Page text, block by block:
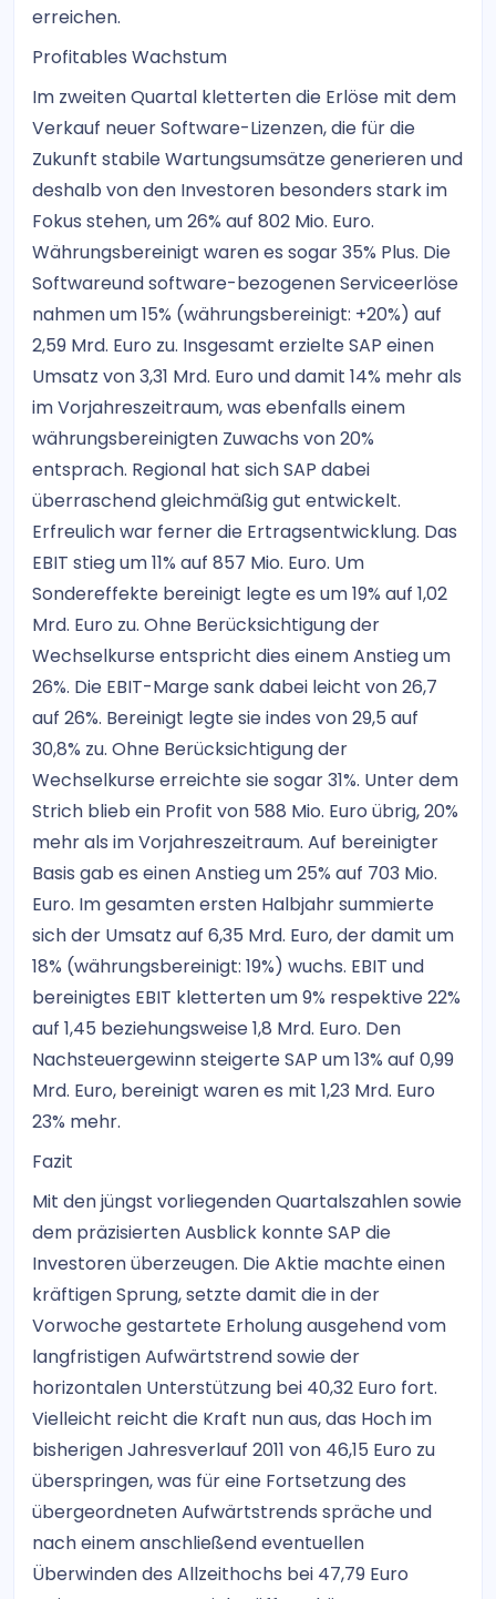
erreichen.
Profitables Wachstum
Im zweiten Quartal kletterten die Erlöse mit dem
Verkauf neuer Software-Lizenzen, die für die
Zukunft stabile Wartungsumsätze generieren und
deshalb von den Investoren besonders stark im
Fokus stehen, um 26% auf 802 Mio. Euro.
Währungsbereinigt waren es sogar 35% Plus. Die
Softwareund software-bezogenen Serviceerlöse
nahmen um 15% (währungsbereinigt: +20%) auf
2,59 Mrd. Euro zu. Insgesamt erzielte SAP einen
Umsatz von 3,31 Mrd. Euro und damit 14% mehr als
im Vorjahreszeitraum, was ebenfalls einem
währungsbereinigten Zuwachs von 20%
entsprach. Regional hat sich SAP dabei
überraschend gleichmäßig gut entwickelt.
Erfreulich war ferner die Ertragsentwicklung. Das
EBIT stieg um 11% auf 857 Mio. Euro. Um
Sondereffekte bereinigt legte es um 19% auf 1,02
Mrd. Euro zu. Ohne Berücksichtigung der
Wechselkurse entspricht dies einem Anstieg um
26%. Die EBIT-Marge sank dabei leicht von 26,7
auf 26%. Bereinigt legte sie indes von 29,5 auf
30,8% zu. Ohne Berücksichtigung der
Wechselkurse erreichte sie sogar 31%. Unter dem
Strich blieb ein Profit von 588 Mio. Euro übrig, 20%
mehr als im Vorjahreszeitraum. Auf bereinigter
Basis gab es einen Anstieg um 25% auf 703 Mio.
Euro. Im gesamten ersten Halbjahr summierte
sich der Umsatz auf 6,35 Mrd. Euro, der damit um
18% (währungsbereinigt: 19%) wuchs. EBIT und
bereinigtes EBIT kletterten um 9% respektive 22%
auf 1,45 beziehungsweise 1,8 Mrd. Euro. Den
Nachsteuergewinn steigerte SAP um 13% auf 0,99
Mrd. Euro, bereinigt waren es mit 1,23 Mrd. Euro
23% mehr.
Fazit
Mit den jüngst vorliegenden Quartalszahlen sowie
dem präzisierten Ausblick konnte SAP die
Investoren überzeugen. Die Aktie machte einen
kräftigen Sprung, setzte damit die in der
Vorwoche gestartete Erholung ausgehend vom
langfristigen Aufwärtstrend sowie der
horizontalen Unterstützung bei 40,32 Euro fort.
Vielleicht reicht die Kraft nun aus, das Hoch im
bisherigen Jahresverlauf 2011 von 46,15 Euro zu
überspringen, was für eine Fortsetzung des
übergeordneten Aufwärtstrends spräche und
nach einem anschließend eventuellen
Überwinden des Allzeithochs bei 47,79 Euro